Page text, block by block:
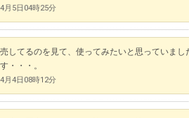
月5日04時25分
してるのを見て、使ってみたいと思っていま
・・・。
月4日08時12分